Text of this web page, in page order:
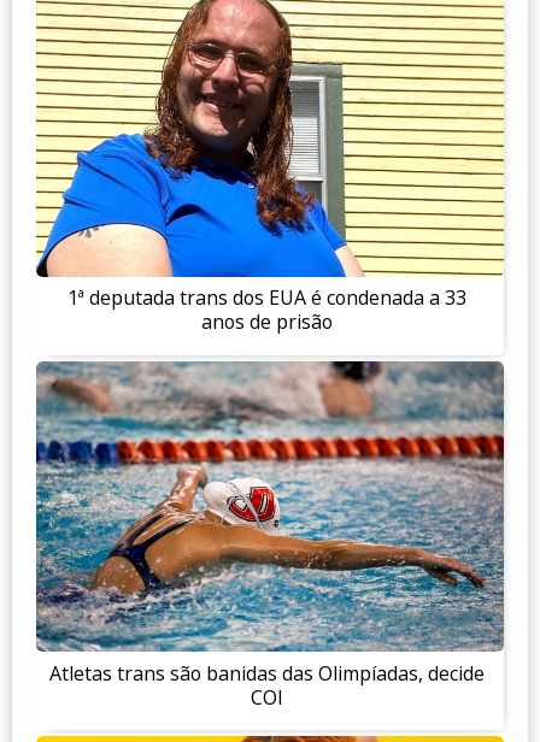
1ª deputada trans dos EUA é condenada a 33
anos de prisão
Atletas trans são banidas das Olimpíadas, decide
COI